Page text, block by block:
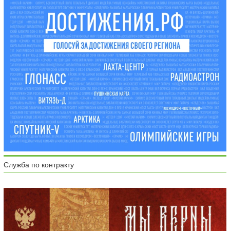
Служба по контракту